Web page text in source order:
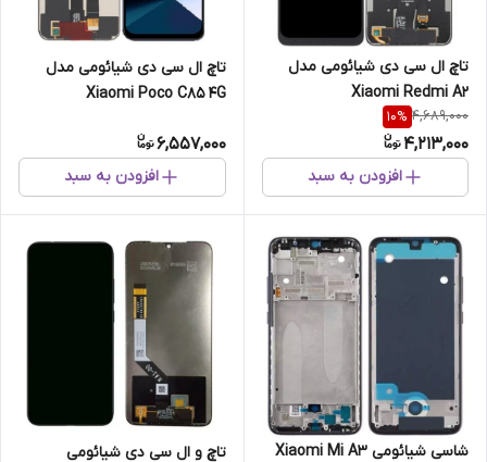
تاچ ال سی دی شیائومی مدل
Xiaomi Redmi A2
4,689,000
10%
4,213,000
افزودن به سبد
تاچ ال سی دی شیائومی مدل
Xiaomi Poco C85 4G
6,557,000
افزودن به سبد
شاسی شیائومی Xiaomi Mi A3
تاچ و ال سی دی شیائومی